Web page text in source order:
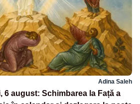
Adina Saleh
6 august: Schimbarea la Față a